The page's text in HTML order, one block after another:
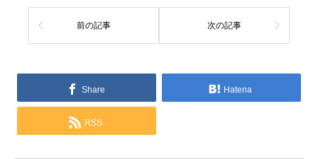
前の記事 次の記事
Share Hatena
RSS